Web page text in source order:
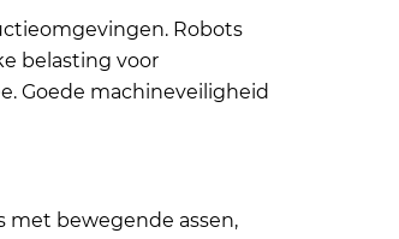
Robots
belasting voor
Goede machineveiligheid
met bewegende assen,